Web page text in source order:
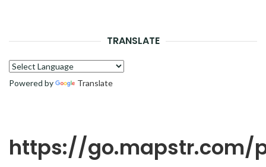
TRANSLATE
Powered by Translate
https://go.mapstr.com/